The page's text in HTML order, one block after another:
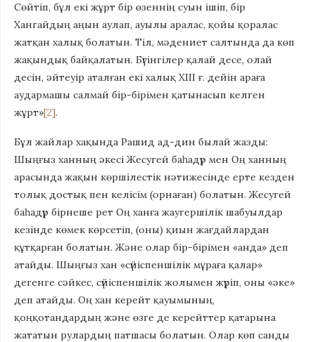
Сөйтіп, бұл екі жұрт бір өзеннің суын ішіп, бір
Хангайдың аңын аулап, ауылы аралас, қойы қоралас
жатқан халық болатын. Тіл, мәдениет салтында да көп
жақындық байқалатын. Бүгінгілер қалай десе, олай
десін, әйтеуір аталған екі халық ХІІІ ғ. дейін араға
аудармашы салмай бір-бірімен қатынасып келген
жұрт»[2].
Бұл жайлар хақында Рашид ад-дин былай жазды:
Шыңғыз ханның әкесі Жесугей баһадүр мен Оң ханның
арасында жақын көршілестік нәтижесінде ерте кезден
толық достық пен келісім (орнаған) болатын. Жесугей
баһадүр бірнеше рет Оң ханға жаугершілік шабуылдар
кезінде көмек көрсетіп, (оны) қиын жағдайлардан
құтқарған болатын. Және олар бір-бірімен «анда» деп
атайды. Шыңғыз хан «сүйіспеншілік мұраға қалар»
дегенге сәйкес, сүйіспеншілік жолымен жүріп, оны «әке»
деп атайды. Оң хан керейт қауымының,
қоңқотандардың және өзге де керейттер қатарына
жататын рулардың патшасы болатын. Олар көп санды